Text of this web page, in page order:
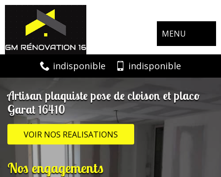
MENU
indisponible indisponible
Artisan plaquiste pose de cloison et placo
Garat 16410
VOIR NOS REALISATIONS
Nos engagements